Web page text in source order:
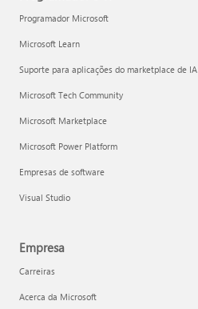
Programador Microsoft
Microsoft Learn
Suporte para aplicações do marketplace de IA
Microsoft Tech Community
Microsoft Marketplace
Microsoft Power Platform
Empresas de software
Visual Studio
Empresa
Carreiras
Acerca da Microsoft